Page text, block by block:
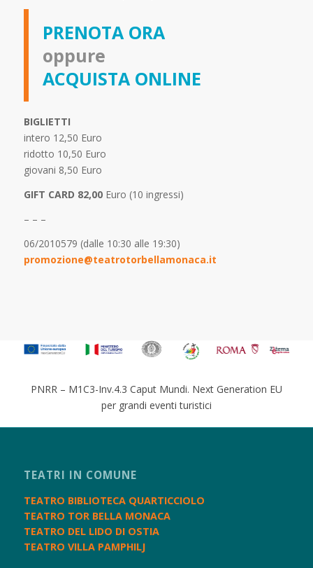
PRENOTA ORA
oppure
ACQUISTA ONLINE
BIGLIETTI
intero 12,50 Euro
ridotto 10,50 Euro
giovani 8,50 Euro
GIFT CARD 82,00Euro (10 ingressi)
– – –
06/2010579 (dalle 10:30 alle 19:30)
promozione@teatrotorbellamonaca.it
PNRR – M1C3-Inv.4.3 Caput Mundi. Next Generation EU
per grandi eventi turistici
TEATRI IN COMUNE
TEATRO BIBLIOTECA QUARTICCIOLO
TEATRO TOR BELLA MONACA
TEATRO DEL LIDO DI OSTIA
TEATRO VILLA PAMPHILJ